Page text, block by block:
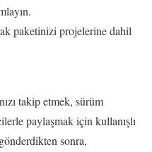
paketinizi projelerine dahil
takip etmek, sürüm
paylaşmak için kullanışlı
sonra,